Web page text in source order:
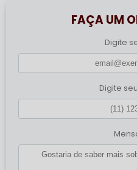
FAÇA UM
Digite
Digite